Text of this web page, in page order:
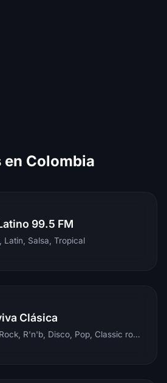
en Colombia
99.5 FM
Latin, Salsa, Tropical
Clásica
Dance, Rock, R'n'b, Disco, Pop, Classic rock, Techno, Reggae